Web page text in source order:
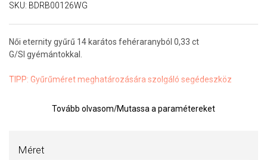
SKU: BDRB00126WG
Női eternity gyűrű 14 karátos fehéraranyból 0,33 ct
G/SI gyémántokkal.
TIPP: Gyűrűméret meghatározására szolgáló segédeszköz
Az anyagok és a kivitelezés minősége elsőrendű számunkra.
Tovább olvasom/Mutassa a paramétereket
Méret